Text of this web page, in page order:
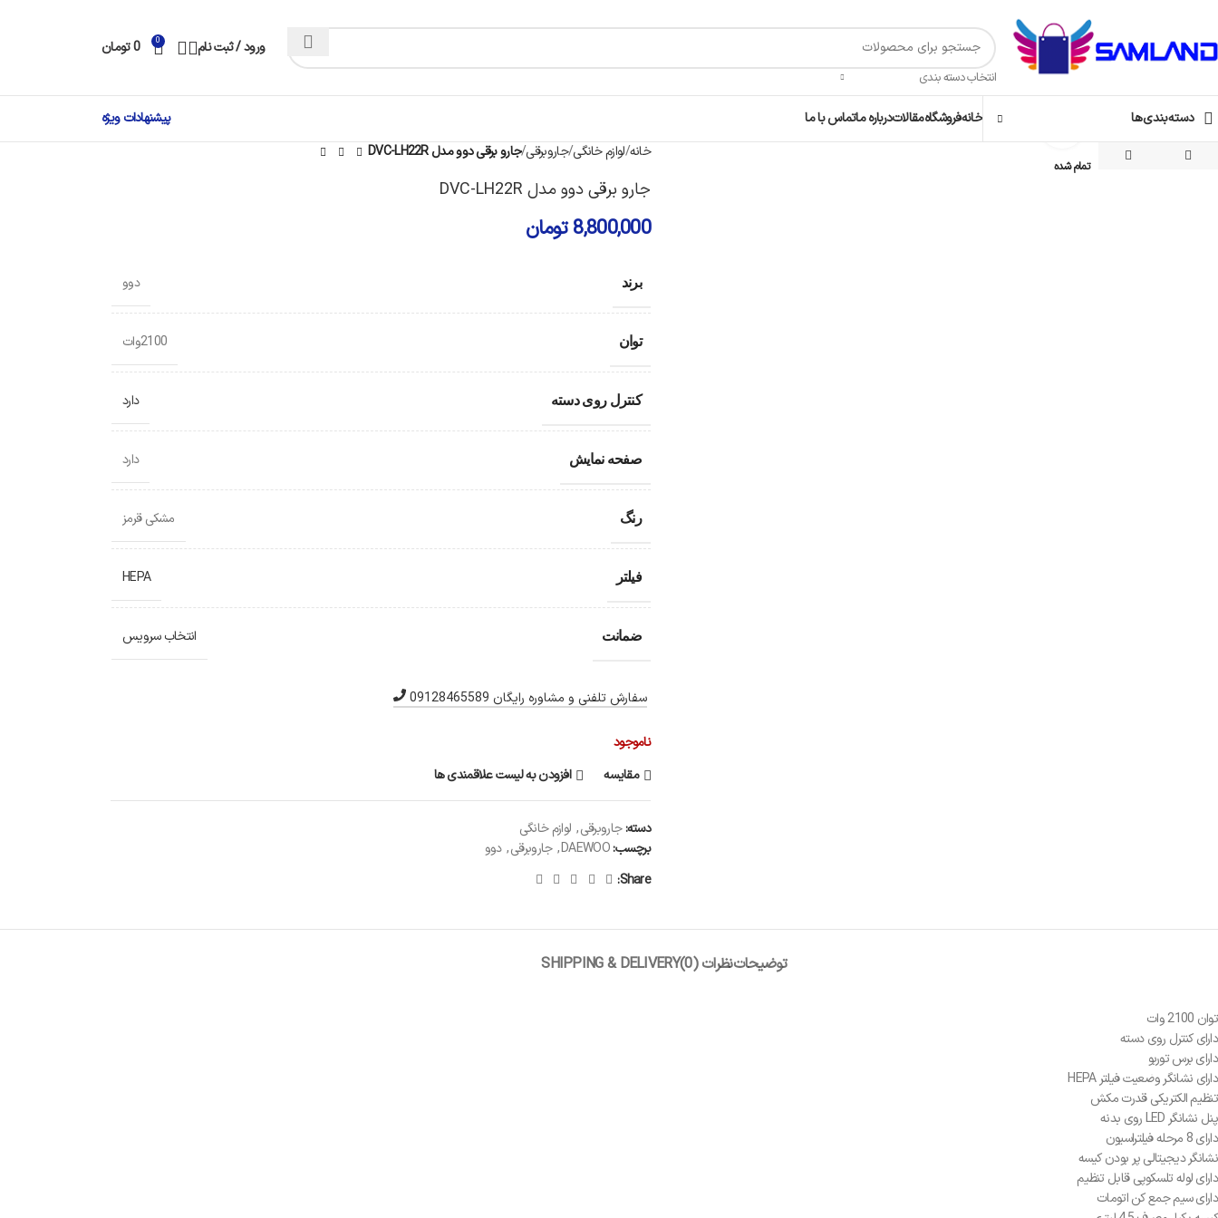
انتخاب دسته بندی
ورود / ثبت نام 0
0تومان
دسته‌بندی‌ها خانهفروشگاهمقالاتدرباره ماتماس با ما پیشنهادات ویژه
تمام شده
برای بزرگنمایی کلیک کنید
خانه لوازم خانگی جاروبرقی جارو برقی دوو مدل DVC-LH22R
جارو برقی دوو مدل DVC-LH22R
8,800,000 تومان
برند دوو
توان 2100وات
کنترل روی دسته دارد
صفحه نمایش دارد
رنگ مشکی قرمز
فیلتر HEPA
ضمانت انتخاب سرویس
سفارش تلفنی و مشاوره رایگان 09128465589
ناموجود
مقایسه
افزودن به لیست علاقمندی ها
دسته:جاروبرقی, لوازم خانگی
برچسب:DAEWOO
, جاروبرقی, دوو
Share:
توضیحاتنظرات (0) SHIPPING & DELIVERY
توان 2100 وات
دارای کنترل روی دسته
دارای برس توربو
دارای نشانگر وضعیت فیلتر HEPA
تنظیم الکتریکی قدرت مکش
پنل نشانگر LED روی بدنه
دارای 8 مرحله فیلتراسیون
نشانگر دیجیتالی پر بودن کیسه
دارای لوله تلسکوپی قابل تنظیم
دارای سیم جمع کن اتومات